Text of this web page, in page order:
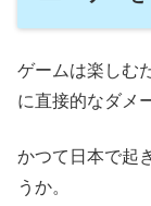
ゲームは楽しむ
に直接的なダメ
かつて日本で起
うか。